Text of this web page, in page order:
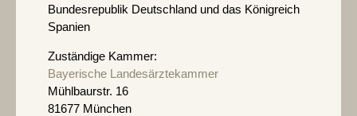
Bundesrepublik Deutschland und das Königreich
Spanien
Zuständige Kammer:
Bayerische Landesärztekammer
Mühl­baur­str. 16
81677 Mün­chen